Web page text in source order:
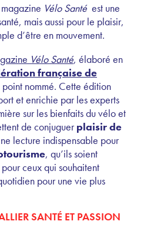
Vélo Santé est une
mais aussi pour le plaisir,
d’être en mouvement.
Vélo Santé, élaboré en
française de
nommé. Cette édition
et enrichie par les experts
sur les bienfaits du vélo et
de conjuguerplaisir de
lecture indispensable pour
, qu’ils soient
ceux qui souhaitent
pour une vie plus
SANTÉ ET PASSION